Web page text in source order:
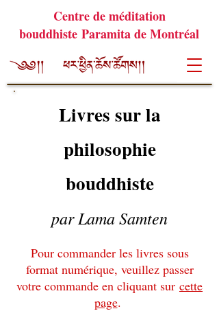
Centre de méditation
bouddhiste Paramita de Montréal
Livres sur la
philosophie
bouddhiste
par Lama Samten
Pour commander les livres sous
format numérique, veuillez passer
votre commande en cliquant sur cette
page.